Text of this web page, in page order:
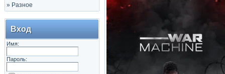
» Разное
Вход
Имя:
Пароль: